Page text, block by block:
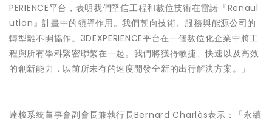
PERIENCE平台，表明我們堅信工程和數位技術在雷諾『Renaul
ution』計畫中的領導作用。我們朝向技術、服務與能源公司的
轉型離不開協作。3DEXPERIENCE平台在一個數位化企業中將工
程與所有學科緊密聯繫在一起。我們將獲得敏捷、快速以及高效
的創新能力，以前所未有的速度開發全新的出行解決方案。」
達梭系統董事會副會長兼執行長Bernard Charlès表示：「永續